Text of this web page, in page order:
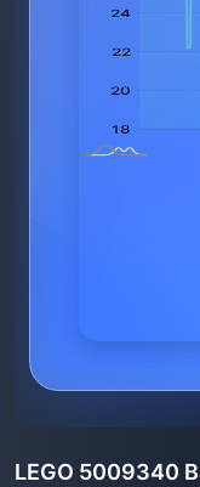
LEGO 5009340